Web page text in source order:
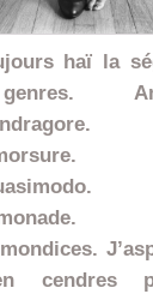
haï la
Ami/
cendres